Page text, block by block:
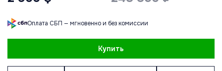
Оплата СБП — мгновенно и без комиссии
Купить